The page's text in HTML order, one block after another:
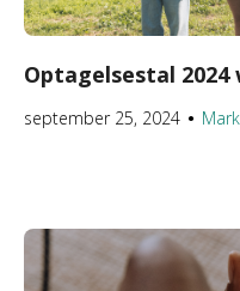
Optagelsestal 2024
september 25, 2024 ●